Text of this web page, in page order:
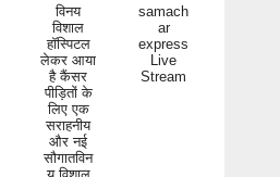
विनय
विशाल
हॉस्पिटल
लेकर आया
है कैंसर
पीड़ितों के
लिए एक
सराहनीय
और नई
सौगातविन
samach
ar
express
Live
Stream